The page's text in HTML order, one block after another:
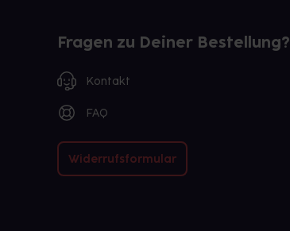
Fragen zu Deiner Bestellung?
Kontakt
FAQ
Widerrufsformular